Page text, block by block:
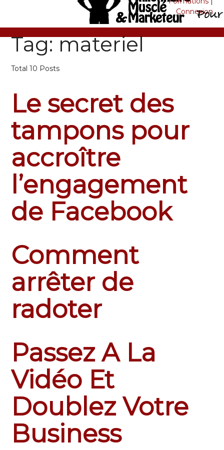
Connexion
Tag: materiel
Total 10 Posts
Le secret des
tampons pour
accroître
l’engagement
de Facebook
Comment
arrêter de
radoter
Passez A La
Vidéo Et
Doublez Votre
Business